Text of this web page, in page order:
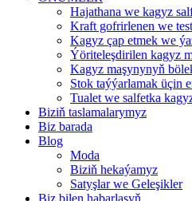
Hajathana we kagyz
Kraft gofrirlenen we
Kagyz çap etmek we
Ýöriteleşdirilen kagyz
Kagyz maşynynyň
Stok taýýarlamak üçin
Tualet we salfetka
Biziň taslamalarymyz
Biz barada
Blog
Moda
Biziň hekaýamyz
Satyşlar we Geleşikler
Biz bilen habarlaşyň